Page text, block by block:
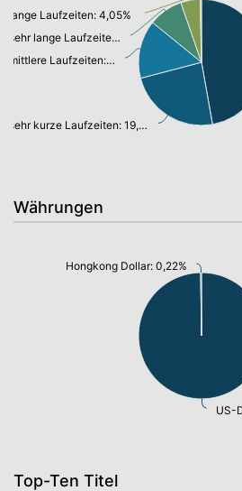
sehr kurze Laufzeiten: 19,34%
mittlere Laufzeiten: 12,15%
sehr lange Laufzeiten: 7,20%
lange Laufzeiten: 4,05%
Währungen
US-
Hongkong Dollar: 0,22%
Top-Ten Titel